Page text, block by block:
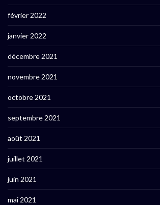
février 2022
janvier 2022
décembre 2021
novembre 2021
octobre 2021
septembre 2021
août 2021
juillet 2021
juin 2021
mai 2021